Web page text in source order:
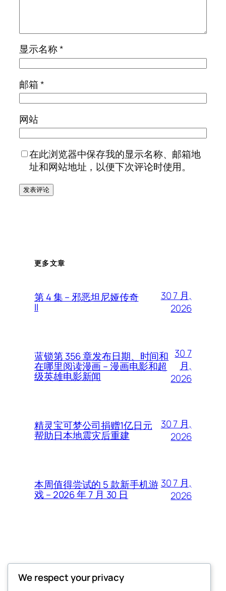
显示名称*
邮箱*
网站
在此浏览器中保存我的显示名称、邮箱地
址和网站地址，以便下次评论时使用。
更多文章
第 4 集 – 邪恶坦尼娅传奇
II
30 7 月,
2026
蓝锁第 356 章发布日期、时间和
在哪里阅读漫画 – 漫画电影和超
级英雄电影新闻
30 7
月,
2026
精灵宝可梦公司捐赠1亿日元
帮助日本地震灾后重建
30 7 月,
2026
本周值得尝试的 5 款新手机游
戏 – 2026 年 7 月 30 日
30 7 月,
2026
Thunder Feeds
We respect your privacy